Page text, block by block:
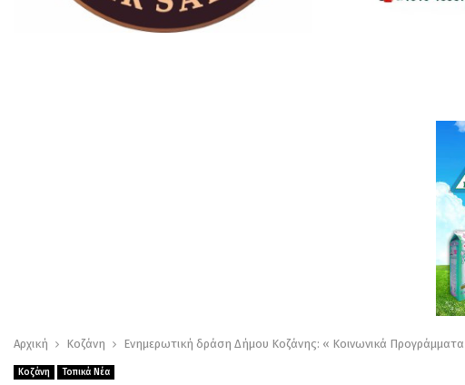
Αρχική Κοζάνη Ενημερωτική δράση Δήμου Κοζάνης: « Κοινωνικά Προγράμματα
Κοζάνη Τοπικά Νέα